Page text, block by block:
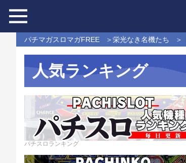
パチマガスロマガFREE 栄光なき名機たち
人気ランキング
パチスロランキング